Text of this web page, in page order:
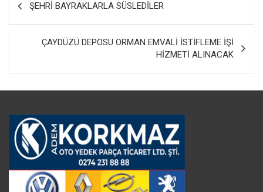
gezinmesi
ŞEHRİ BAYRAKLARLA SÜSLEDİLER
ÇAYDÜZÜ DEPOSU ORMAN EMVALİ İSTİFLEME İŞİ
HİZMETİ ALINACAK